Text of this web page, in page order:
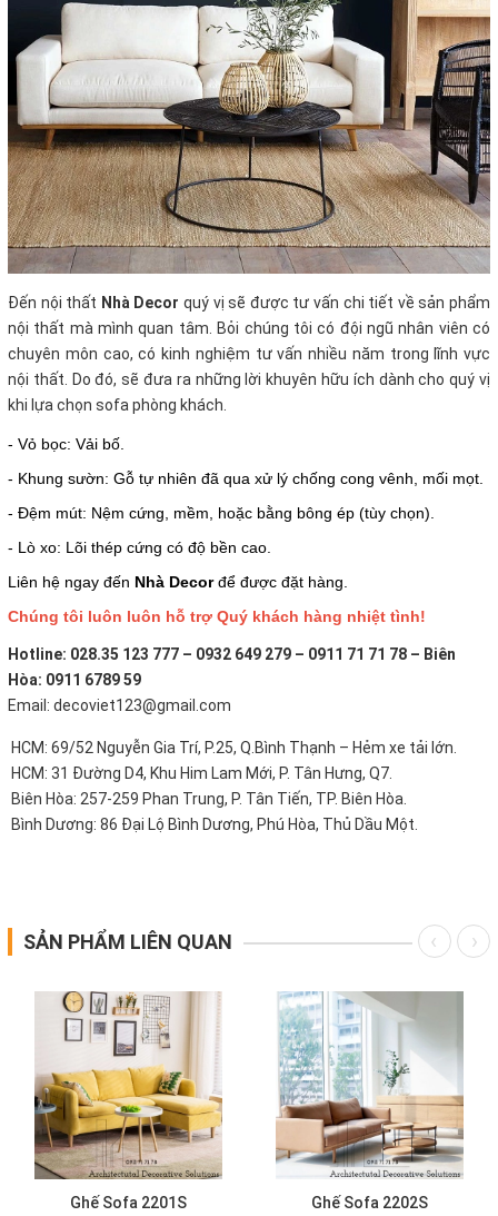
Đến nội thất Nhà Decorquý vị sẽ được tư vấn chi tiết về sản phẩm
nội thất mà mình quan tâm. Bỏi chúng tôi có đội ngũ nhân viên có
chuyên môn cao, có kinh nghiệm tư vấn nhiều năm trong lĩnh vực
nội thất. Do đó, sẽ đưa ra những lời khuyên hữu ích dành cho quý vị
khi lựa chọn sofa phòng khách.
- Vỏ bọc: Vải bố.
- Khung sườn: Gỗ tự nhiên đã qua xử lý chống cong vênh, mối mọt.
- Đệm mút: Nệm cứng, mềm, hoặc bằng bông ép (tùy chọn).
- Lò xo: Lõi thép cứng có độ bền cao.
Liên hệ ngay đến Nhà Decorđể được đặt hàng.
Chúng tôi luôn luôn hỗ trợ Quý khách hàng nhiệt tình!
Hotline: 028.35 123 777 – 0932 649 279 – 0911 71 71 78 – Biên
Hòa: 0911 6789 59
Email: decoviet123@gmail.com
HCM: 69/52 Nguyễn Gia Trí, P.25, Q.Bình Thạnh – Hẻm xe tải lớn.
HCM: 31 Đường D4, Khu Him Lam Mới, P. Tân Hưng, Q7.
Biên Hòa: 257-259 Phan Trung, P. Tân Tiến, TP. Biên Hòa.
Bình Dương: 86 Đại Lộ Bình Dương, Phú Hòa, Thủ Dầu Một.
SẢN PHẨM LIÊN QUAN
Ghế Sofa 2201S Ghế Sofa 2202S